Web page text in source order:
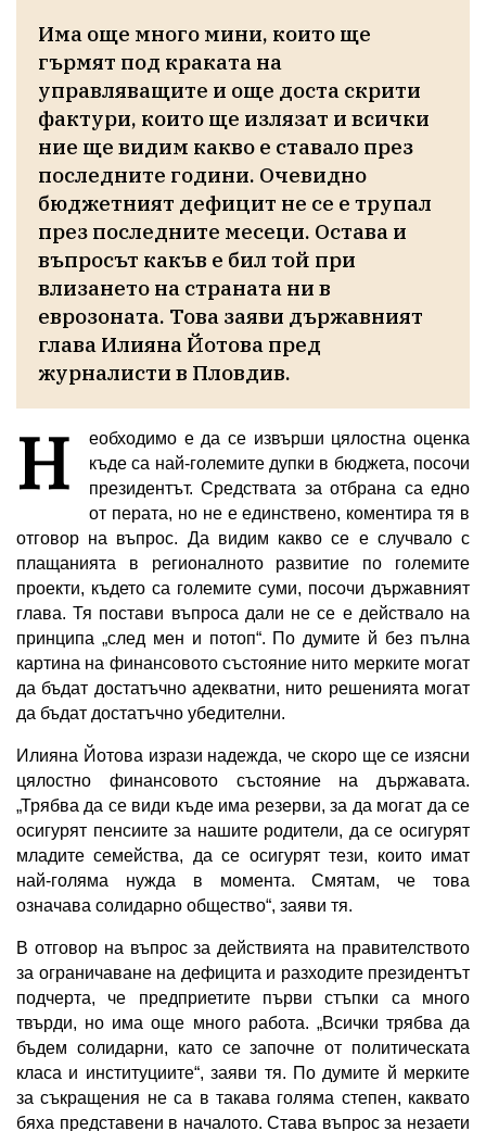
Има още много мини, които ще
гърмят под краката на
управляващите и още доста скрити
фактури, които ще излязат и всички
ние ще видим какво е ставало през
последните години. Очевидно
бюджетният дефицит не се е трупал
през последните месеци. Остава и
въпросът какъв е бил той при
влизането на страната ни в
еврозоната. Това заяви държавният
глава Илияна Йотова пред
журналисти в Пловдив.
Н
еобходимо е да се извърши цялостна оценка
къде са най-големите дупки в бюджета, посочи
президентът. Средствата за отбрана са едно
от перата, но не е единствено, коментира тя в
отговор на въпрос. Да видим какво се е случвало с
плащанията в регионалното развитие по големите
проекти, където са големите суми, посочи държавният
глава. Тя постави въпроса дали не се е действало на
принципа „след мен и потоп“. По думите й без пълна
картина на финансовото състояние нито мерките могат
да бъдат достатъчно адекватни, нито решенията могат
да бъдат достатъчно убедителни.
Илияна Йотова изрази надежда, че скоро ще се изясни
цялостно финансовото състояние на държавата.
„Трябва да се види къде има резерви, за да могат да се
осигурят пенсиите за нашите родители, да се осигурят
младите семейства, да се осигурят тези, които имат
най-голяма нужда в момента. Смятам, че това
означава солидарно общество“, заяви тя.
В отговор на въпрос за действията на правителството
за ограничаване на дефицита и разходите президентът
подчерта, че предприетите първи стъпки са много
твърди, но има още много работа. „Всички трябва да
бъдем солидарни, като се започне от политическата
класа и институциите“, заяви тя. По думите й мерките
за съкращения не са в такава голяма степен, каквато
бяха представени в началото. Става въпрос за незаети